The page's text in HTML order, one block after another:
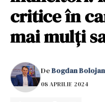
critice în
mai mulți
DeBogdan Bolojan
08 APRILIE 2024